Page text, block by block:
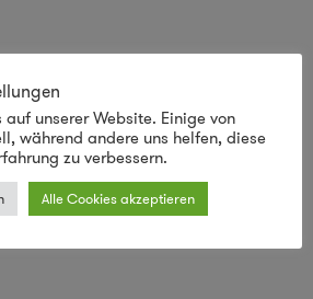
unserer Website. Einige von
während andere uns helfen, diese
zu verbessern.
Alle Cookies akzeptieren